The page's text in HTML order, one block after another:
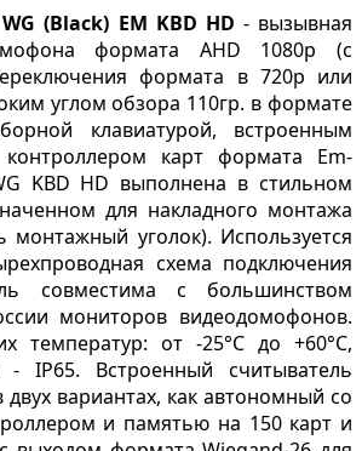
(Black) EM KBD HD - вызывная
формата AHD 1080p (с
формата в 720p или
углом обзора 110гр. в формате
клавиатурой, встроенным
карт формата Em-
KBD HD выполнена в стильном
для накладного монтажа
монтажный уголок). Используется
схема подключения
совместима с большинством
мониторов видеодомофонов.
температур: от -25°C до +60°C,
IP65. Встроенный считыватель
вариантах, как автономный со
и памятью на 150 карт и